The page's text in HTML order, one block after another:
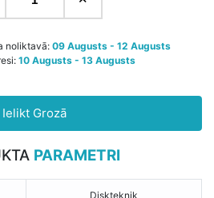
noliktavā: 09 Augusts - 12 Augusts
10 Augusts - 13 Augusts
Ielikt Grozā
PARAMETRI
Diskteknik